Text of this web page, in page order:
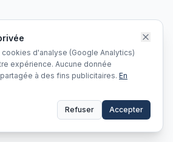
d'analyse (Google Analytics)
expérience. Aucune donnée
à des fins publicitaires. En
Refuser Accepter